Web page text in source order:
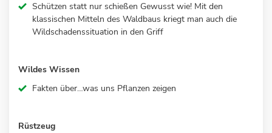
Schützen statt nur schießen Gewusst wie! Mit den
klassischen Mitteln des Waldbaus kriegt man auch die
Wildschadenssituation in den Griff
Wildes Wissen
Fakten über…was uns Pflanzen zeigen
Rüstzeug